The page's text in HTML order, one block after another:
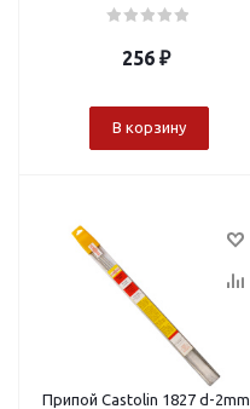
256₽
В корзину
Припой Castolin 1827 d-2mm